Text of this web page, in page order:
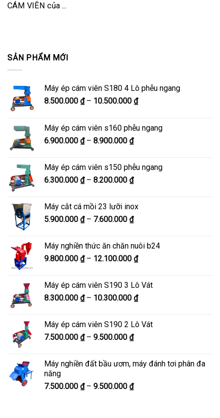
SẢN PHẨM MỚI
Máy ép cám viên S180 4 Lô phễu ngang
8.500.000 ₫ – 10.500.000 ₫Khoảng
8.500.000 ₫
Máy ép cám viên s160 phễu ngang
6.900.000 ₫ – 8.900.000 ₫Khoảng
từ
6.900.000 ₫
đến
Máy ép cám viên s150 phễu ngang
6.300.000 ₫ – 8.200.000 ₫Khoảng
6.300.000 ₫
đến
Máy cắt cá mồi 23 lưỡi inox
5.900.000 ₫ – 7.600.000 ₫Khoảng
5.900.000 ₫
đến
Máy nghiền thức ăn chăn nuôi b24
9.800.000 ₫ – 12.100.000 ₫Khoảng
9.800.000 ₫
đến
Máy ép cám viên S190 3 Lô Vát
8.300.000 ₫ – 10.300.000 ₫Khoảng
8.300.000 ₫
Máy ép cám viên S190 2 Lô Vát
7.500.000 ₫ – 9.500.000 ₫Khoảng
7.500.000 ₫
9.500.000 ₫
Máy nghiền đất bầu ươm, máy đánh tơi phân đa
năng
7.500.000 ₫ – 9.500.000 ₫Khoảng
CÁM VIÊN của ...